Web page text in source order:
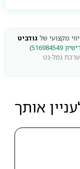
מקצועי של גודביט
516984549
)
על מערכת גמל-נט
אותך